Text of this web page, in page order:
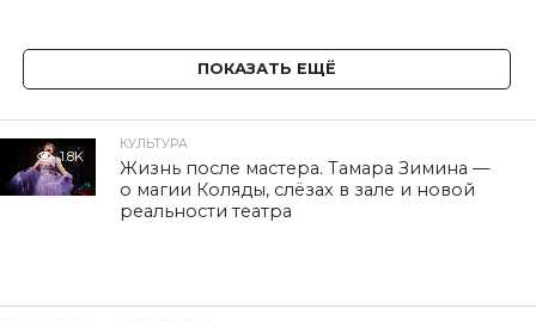
ПОКАЗАТЬ ЕЩЁ
1.8K
КУЛЬТУРА
Жизнь после мастера. Тамара Зимина —
о магии Коляды, слёзах в зале и новой
реальности театра